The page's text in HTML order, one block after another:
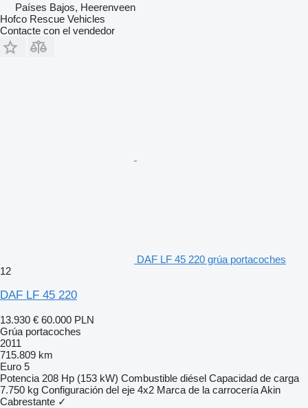
Países Bajos, Heerenveen
Hofco Rescue Vehicles
Contacte con el vendedor
DAF LF 45 220 grúa portacoches
12
DAF LF 45 220
13.930 € 60.000 PLN
Grúa portacoches
2011
715.809 km
Euro 5
Potencia 208 Hp (153 kW) Combustible diésel Capacidad de carga
7.750 kg Configuración del eje 4x2 Marca de la carroceríaAkin
Cabrestante ✓